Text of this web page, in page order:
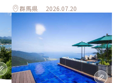
群馬県 2026.07.20